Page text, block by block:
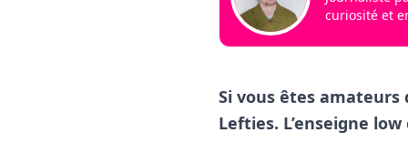
curiosité et
Si vous êtes amateurs
Lefties. L’enseigne